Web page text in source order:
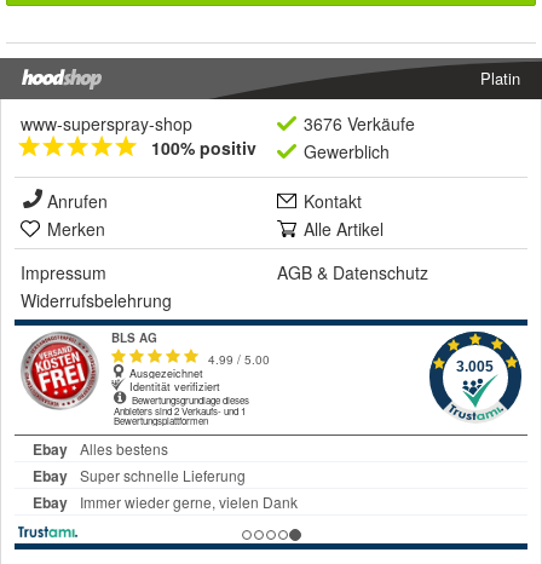
Platin
www-superspray-shop
100% positiv
3676 Verkäufe
Gewerblich
Anrufen
Kontakt
Merken
Alle Artikel
Impressum
AGB & Datenschutz
Widerrufsbelehrung